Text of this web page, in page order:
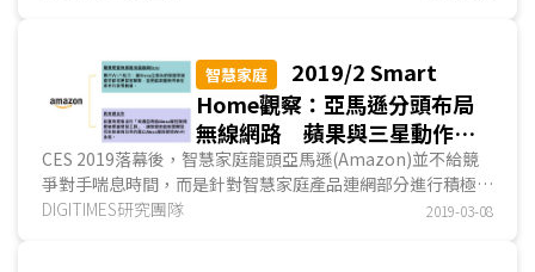
智慧家庭
2019/2 Smart
Home觀察：亞馬遜分頭布局
無線網路 蘋果與三星動作頻
頻奮力追趕
CES 2019落幕後，智慧家庭龍頭亞馬遜(Amazon)並不給競
爭對手喘息時間，而是針對智慧家庭產品連網部分進行積極布
局，不僅加入低功率短距離傳輸無線網路協定Zigbee聯盟董
DIGITIMES研究團隊 2019-03-08